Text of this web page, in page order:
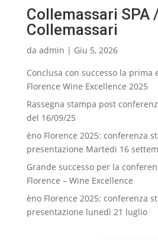
Collemassari SPA
Collemassari
da admin | Giu 5, 2026
Conclusa con successo la prima
Florence Wine Excellence 2025
Rassegna stampa post
del 16/09/25
èno Florence 2025: conferenza
presentazione Martedi 16
Grande successo per la
Florence – Wine Excellence
èno Florence 2025: conferenza
presentazione lunedì 21 luglio